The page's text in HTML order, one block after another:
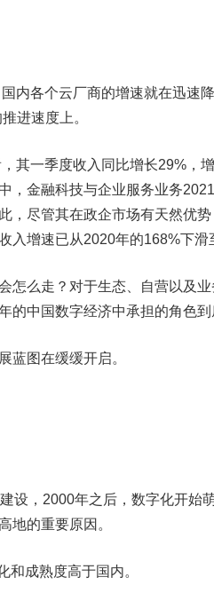
内各个云厂商的增速就在迅速
进速度上。
其一季度收入同比增长29%，
，金融科技与企业服务业务
，尽管其在政企市场有天然优
入增速已从2020年的168%下滑
怎么走？对于生态、自营以及
的中国数字经济中承担的角色到
蓝图在缓缓开启。
设，2000年之后，数字化开始
地的重要原因。
和成熟度高于国内。